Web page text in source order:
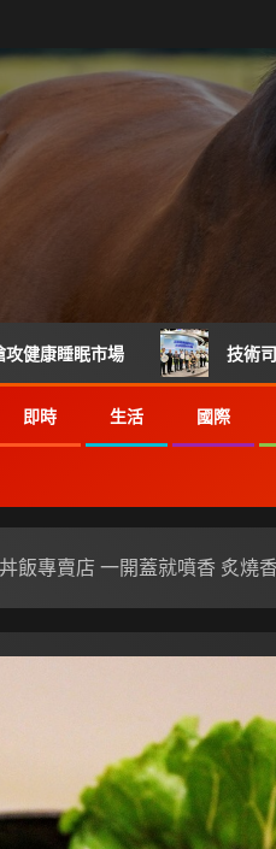
場 技術司展30項高
即時 生活 國際
飯專賣店 一開蓋就噴香 炙燒